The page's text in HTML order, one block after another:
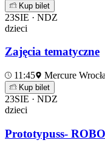
Kup bilet
23SIE · NDZ
dzieci
Zajęcia tematyczne
11:45 Mercure
Kup bilet
23SIE · NDZ
dzieci
Prototypuss-